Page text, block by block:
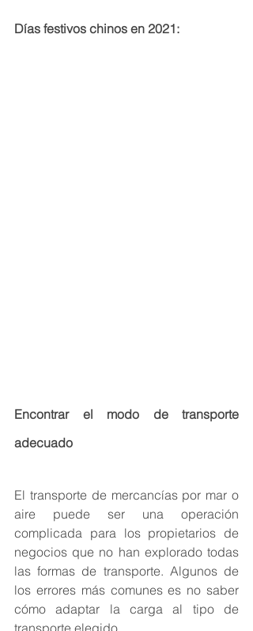
Días festivos chinos en 2021:
Encontrar el modo de transporte
adecuado
El transporte de mercancías por mar o
aire puede ser una operación
complicada para los propietarios de
negocios que no han explorado todas
las formas de transporte. Algunos de
los errores más comunes es no saber
cómo adaptar la carga al tipo de
transporte elegido.